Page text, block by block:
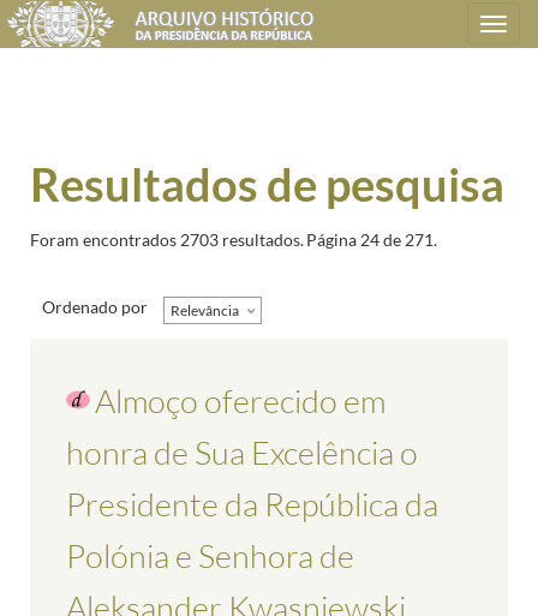
Toggle
navigation
Resultados de pesquisa
Foram encontrados 2703 resultados.Página 24 de 271.
Ordenado por Relevância
Almoço oferecido em
honra de Sua Excelência o
Presidente da República da
Polónia e Senhora de
Aleksander Kwasniewski.